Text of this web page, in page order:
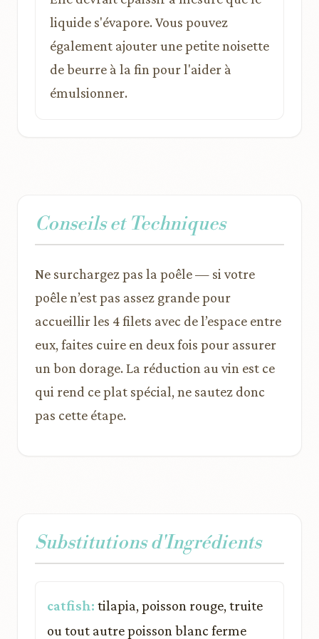
liquide s'évapore. Vous pouvez
également ajouter une petite noisette
de beurre à la fin pour l'aider à
émulsionner.
Conseils et Techniques
Ne surchargez pas la poêle — si votre
poêle n’est pas assez grande pour
accueillir les 4 filets avec de l’espace entre
eux, faites cuire en deux fois pour assurer
un bon dorage. La réduction au vin est ce
qui rend ce plat spécial, ne sautez donc
pas cette étape.
Substitutions d'Ingrédients
catfish: tilapia, poisson rouge, truite
ou tout autre poisson blanc ferme